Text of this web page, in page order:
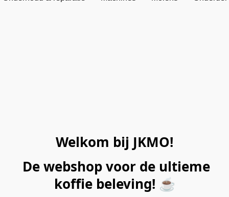
Welkom bij JKMO!
De webshop voor de ultieme
koffie beleving! ☕